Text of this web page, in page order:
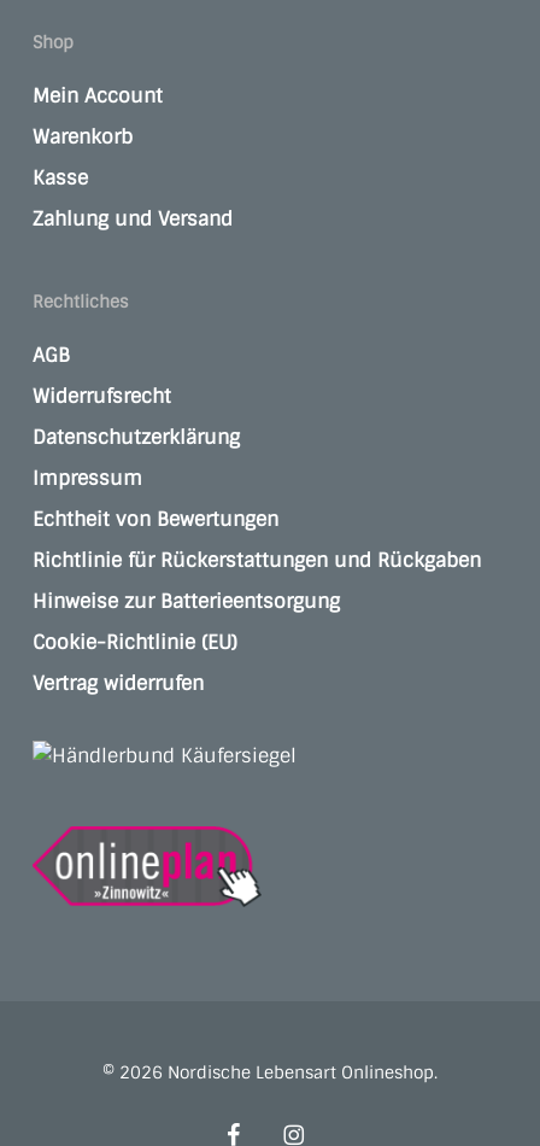
Shop
Mein Account
Warenkorb
Kasse
Zahlung und Versand
Rechtliches
AGB
Widerrufsrecht
Datenschutzerklärung
Impressum
Echtheit von Bewertungen
Richtlinie für Rückerstattungen und Rückgaben
Hinweise zur Batterieentsorgung
Cookie-Richtlinie (EU)
Vertrag widerrufen
© 2026 Nordische Lebensart Onlineshop.
facebookinstagram